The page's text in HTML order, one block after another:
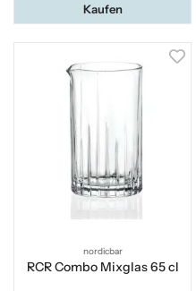
Kaufen
nordicbar
RCR Combo Mixglas 65 cl